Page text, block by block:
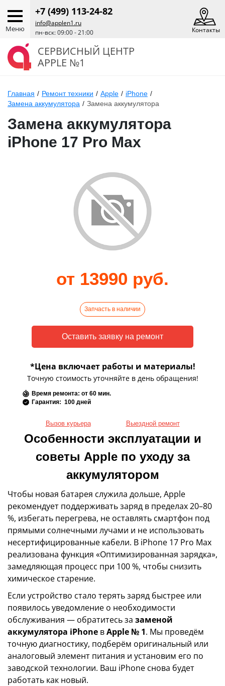
Меню
+7 (499) 113-24-82
info@applen1.ru
пн-вск: 09:00 - 21:00
Контакты
СЕРВИСНЫЙ ЦЕНТР
APPLE №1
Главная / Ремонт техники / Apple / iPhone /
Замена аккумулятора / Замена аккумулятора
Замена аккумулятора
iPhone 17 Pro Max
от 13990 руб.
Запчасть в наличии
*Цена включает работы и материалы!
Точную стоимость уточняйте в день обращения!
Время ремонта: от 60 мин.
Гарантия: 100 дней
Вызов курьера Выездной ремонт
Особенности эксплуатации и
советы Apple по уходу за
аккумулятором
Чтобы новая батарея служила дольше, Apple
рекомендует поддерживать заряд в пределах 20–80
%, избегать перегрева, не оставлять смартфон под
прямыми солнечными лучами и не использовать
несертифицированные кабели. В iPhone 17 Pro Max
реализована функция «Оптимизированная зарядка»,
замедляющая процесс при 100 %, чтобы снизить
химическое старение.
Если устройство стало терять заряд быстрее или
появилось уведомление о необходимости
обслуживания — обратитесь за заменой
аккумулятора iPhone вApple № 1. Мы проведём
точную диагностику, подберём оригинальный или
аналоговый элемент питания и установим его по
заводской технологии. Ваш iPhone снова будет
работать как новый.